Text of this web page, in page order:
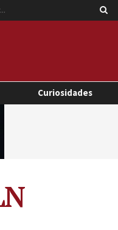
Curiosidades